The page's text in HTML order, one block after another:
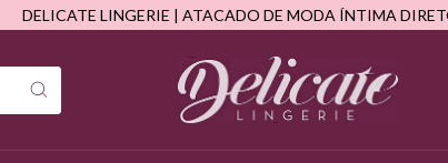
DELICATE LINGERIE | ATACADO DE MODA ÍNTIMA